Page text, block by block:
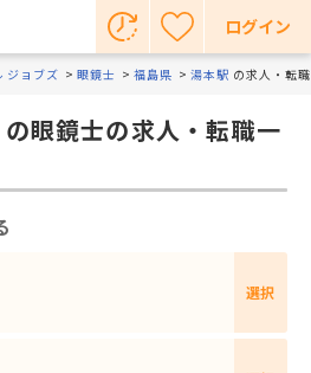
ログイン
ジョブズ 眼鏡士 福島県 湯本駅 の求人・転
眼鏡士の求人・転職一
選択